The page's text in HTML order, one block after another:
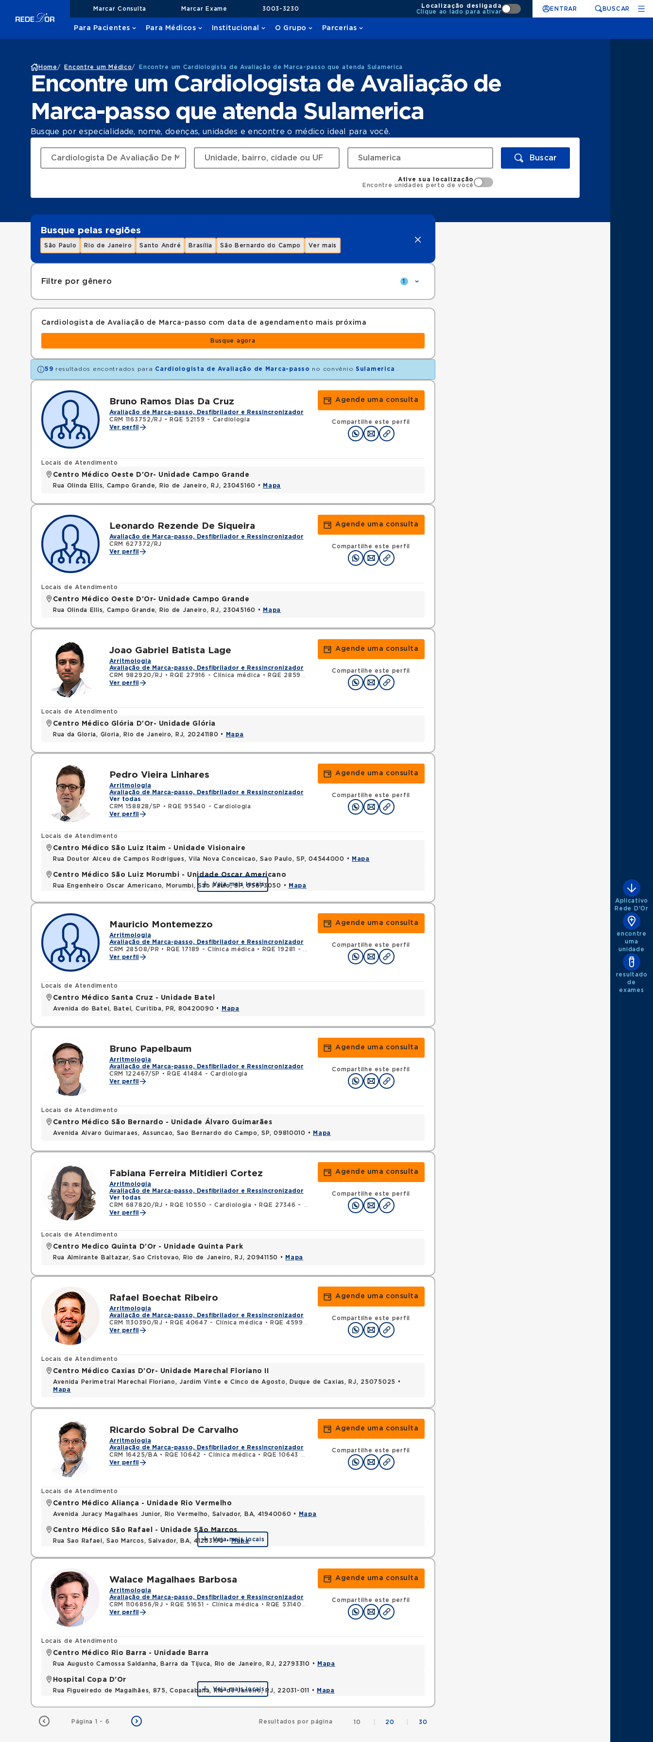
Marcar Consulta Marcar Exame 3003-3230
Localização desligada
Clique ao lado para ativar
ENTRAR BUSCAR
Para Pacientes Para Médicos Institucional O Grupo Parcerias
Home / Encontre um Médico/ Encontre um Cardiologista de Avaliação de Marca-passo que atenda Sulamerica
Encontre um Cardiologista de Avaliação de
Marca-passo que atenda Sulamerica
Busque por especialidade, nome, doenças, unidades e encontre o médico ideal para você.
Buscar
Ative sua localização
Encontre unidades perto de você
Busque pelas regiões
São Paulo Rio de Janeiro Santo André Brasília São Bernardo do Campo Ver mais
Filtre por gênero 1
Cardiologista de Avaliação de Marca-passo com data de agendamento mais próxima
Busque agora
59 resultados encontrados para Cardiologista de Avaliação de Marca-passo no convênio Sulamerica
Bruno Ramos Dias Da Cruz
Avaliação de Marca-passo, Desfibrilador e Ressincronizador
CRM 1163752/RJ •
RQE 52159 - Cardiologia
Ver perfil
Agende uma consulta
Compartilhe este perfil
Locais de Atendimento
Centro Médico Oeste D'Or- Unidade Campo Grande
Rua Olinda Ellis, Campo Grande, Rio de Janeiro, RJ, 23045160 • Mapa
Leonardo Rezende De Siqueira
Avaliação de Marca-passo, Desfibrilador e Ressincronizador
CRM 627372/RJ
Ver perfil
Agende uma consulta
Compartilhe este perfil
Locais de Atendimento
Centro Médico Oeste D'Or- Unidade Campo Grande
Rua Olinda Ellis, Campo Grande, Rio de Janeiro, RJ, 23045160 • Mapa
Joao Gabriel Batista Lage
Arritmologia
Avaliação de Marca-passo, Desfibrilador e Ressincronizador
CRM 982920/RJ • RQE 27916 - Clínica médica •
RQE 28595 - Cardiologia
Ver perfil
Agende uma consulta
Compartilhe este perfil
Locais de Atendimento
Centro Médico Glória D'Or- Unidade Glória
Rua da Gloria, Gloria, Rio de Janeiro, RJ, 20241180 • Mapa
Pedro Vieira Linhares
Arritmologia
Avaliação de Marca-passo, Desfibrilador e Ressincronizador
Ver todas
CRM 158828/SP
•
RQE 95540 - Cardiologia
Ver perfil
Agende uma consulta
Compartilhe este perfil
Locais de Atendimento
Centro Médico São Luiz Itaim - Unidade Visionaire
Rua Doutor Alceu de Campos Rodrigues, Vila Nova Conceicao, Sao Paulo, SP, 04544000 • Mapa
Centro Médico São Luiz Morumbi - Unidade Oscar Americano
Rua Engenheiro Oscar Americano, Morumbi, Sao Paulo, SP, 05673050 • Mapa
Veja mais locais
Mauricio Montemezzo
Arritmologia
Avaliação de Marca-passo, Desfibrilador e Ressincronizador
CRM 28508/PR • RQE 17189 - Clínica médica •
RQE 19281 - Cardiologia
Ver perfil
Agende uma consulta
Compartilhe este perfil
Locais de Atendimento
Centro Médico Santa Cruz - Unidade Batel
Avenida do Batel, Batel, Curitiba, PR, 80420090 • Mapa
Bruno Papelbaum
Arritmologia
Avaliação de Marca-passo, Desfibrilador e Ressincronizador
CRM 122467/SP
•
RQE 41484 - Cardiologia
Ver perfil
Agende uma consulta
Compartilhe este perfil
Locais de Atendimento
Centro Médico São Bernardo - Unidade Álvaro Guimarães
Avenida Alvaro Guimaraes, Assuncao, Sao Bernardo do Campo, SP, 09810010 • Mapa
Fabiana Ferreira Mitidieri Cortez
Arritmologia
Avaliação de Marca-passo, Desfibrilador e Ressincronizador
Ver todas
CRM 687820/RJ • RQE 10550 - Cardiologia •
RQE 27346 - Clínica médica
Ver perfil
Agende uma consulta
Compartilhe este perfil
Locais de Atendimento
Centro Medico Quinta D'Or - Unidade Quinta Park
Rua Almirante Baltazar, Sao Cristovao, Rio de Janeiro, RJ, 20941150 • Mapa
Rafael Boechat Ribeiro
Arritmologia
Avaliação de Marca-passo, Desfibrilador e Ressincronizador
CRM 1130390/RJ • RQE 40647 - Clínica médica •
RQE 45999 - Cardiologia
Ver perfil
Agende uma consulta
Compartilhe este perfil
Locais de Atendimento
Centro Médico Caxias D'Or- Unidade Marechal Floriano II
Avenida Perimetral Marechal Floriano, Jardim Vinte e Cinco de Agosto, Duque de Caxias, RJ, 25075025 •
Mapa
Ricardo Sobral De Carvalho
Arritmologia
Avaliação de Marca-passo, Desfibrilador e Ressincronizador
CRM 16425/BA • RQE 10642 - Clínica médica •
RQE 10643 - Cardiologia
Ver perfil
Agende uma consulta
Compartilhe este perfil
Locais de Atendimento
Centro Médico Aliança - Unidade Rio Vermelho
Avenida Juracy Magalhaes Junior, Rio Vermelho, Salvador, BA, 41940060 • Mapa
Centro Médico São Rafael - Unidade São Marcos
Rua Sao Rafael, Sao Marcos, Salvador, BA, 41253190 •Mapa
Veja mais locais
Walace Magalhaes Barbosa
Arritmologia
Avaliação de Marca-passo, Desfibrilador e Ressincronizador
CRM 1106856/RJ • RQE 51651 - Clínica médica •
RQE 53140 - Cardiologia
Ver perfil
Agende uma consulta
Compartilhe este perfil
Locais de Atendimento
Centro Médico Rio Barra - Unidade Barra
Rua Augusto Camossa Saldanha, Barra da Tijuca, Rio de Janeiro, RJ, 22793310 • Mapa
Hospital Copa D'Or
Rua Figueiredo de Magalhães, 875, Copacabana, Rio de Janeiro, RJ, 22031-011 • Mapa
Veja mais locais
Página 1 - 6 Resultados por página 10 20 30
Aplicativo
Rede D'Or
encontre
uma
unidade
resultado
de
exames